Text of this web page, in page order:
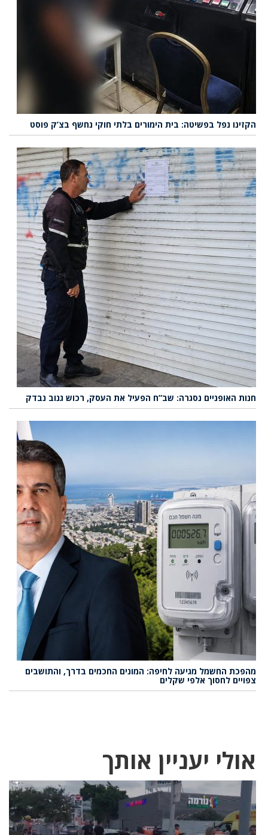
הקזינו נפל בפשיטה: בית הימורים בלתי חוקי נחשף בצ’ק פוסט
חנות האופניים נסגרה: שב”ח הפעיל את העסק, רכוש גנוב נבדק
מהפכת החשמל מגיעה לחיפה: המונים החכמים בדרך, והתושבים
צפויים לחסוך אלפי שקלים
אולי יעניין אותך